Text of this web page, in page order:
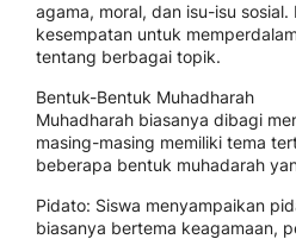
agama, moral, dan isu-isu
kesempatan untuk
tentang berbagai topik.
Bentuk-Bentuk Muhadharah
Muhadharah biasanya dibagi
masing-masing memiliki tema
beberapa bentuk muhadarah
Pidato: Siswa menyampaikan
biasanya bertema keagamaan,